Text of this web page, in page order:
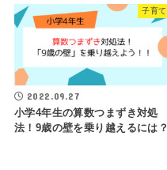
子育て
2022.09.27
小学4年生の算数つまずき対処
法！9歳の壁を乗り越えるには？